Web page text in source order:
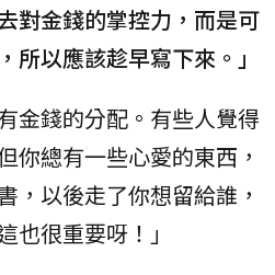
對金錢的掌控力，而是可
所以應該趁早寫下來。」
金錢的分配。有些人覺得
你總有一些心愛的東西，
，以後走了你想留給誰，
也很重要呀！」